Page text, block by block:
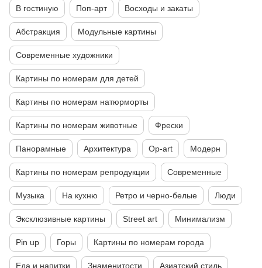
В гостиную Поп-арт Восходы и закаты
Абстракция Модульные картины
Современные художники
Картины по номерам для детей
Картины по номерам натюрморты
Картины по номерам животные Фрески
Панорамные Архитектура Op-art Модерн
Картины по номерам репродукции Современные
Музыка На кухню Ретро и черно-белые Люди
Эксклюзивные картины Street art Минимализм
Pin up Горы Картины по номерам города
Еда и напитки Знаменитости Азиатский стиль